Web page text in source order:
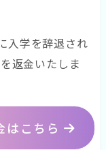
入学を辞退され
返金いたしま
はこちら